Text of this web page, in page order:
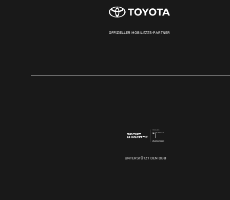
OFFIZIELLER MOBILITÄTS-PARTNER
UNTERSTÜTZT DEN DBB